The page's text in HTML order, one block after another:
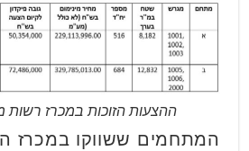
ההצעות הזוכות במכרז רשות
המתחמים ששווקו במכרז